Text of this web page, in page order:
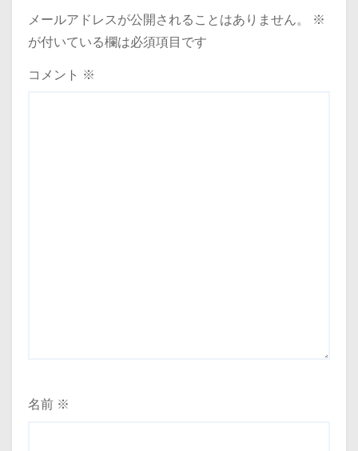
メールアドレスが公開されることはありません。
※
が付いている欄は必須項目です
コメント ※
名前 ※